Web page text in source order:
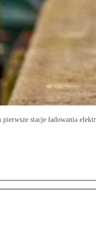
stacje ładowania